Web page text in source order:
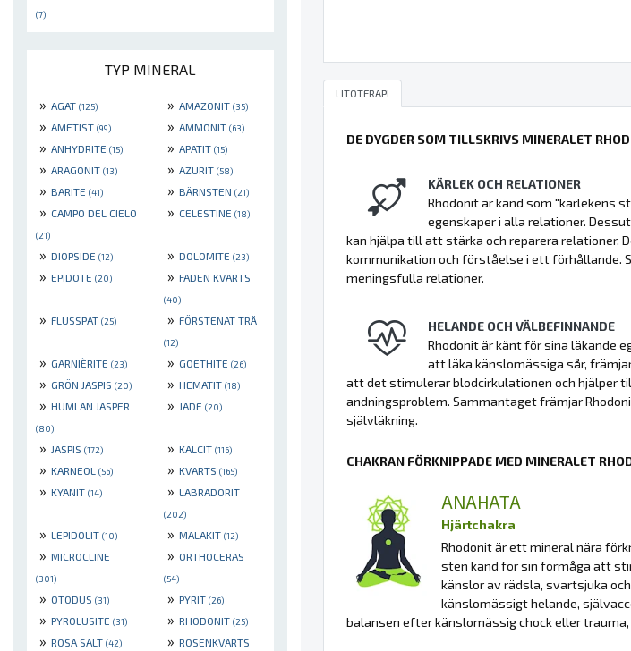
(7)
TYP MINERAL
» AGAT (125) » AMAZONIT (35)
» AMETIST (99) » AMMONIT (63)
» ANHYDRITE (15) » APATIT (15)
» ARAGONIT (13) » AZURIT (58)
» BARITE (41) » BÄRNSTEN (21)
» CAMPO DEL CIELO
(21)
» CELESTINE (18)
» DIOPSIDE (12) » DOLOMITE (23)
» EPIDOTE (20) » FADEN KVARTS
(40)
» FLUSSPAT (25) » FÖRSTENAT TRÄ
(12)
» GARNIÈRITE (23) » GOETHITE (26)
» GRÖN JASPIS (20) » HEMATIT (18)
» HUMLAN JASPER
(80)
» JADE (20)
» JASPIS (172) » KALCIT (116)
» KARNEOL (56) » KVARTS (165)
» KYANIT (14) » LABRADORIT
(202)
» LEPIDOLIT (10) » MALAKIT (12)
» MICROCLINE
(301)
» ORTHOCERAS
(54)
» OTODUS (31) » PYRIT (26)
» PYROLUSITE (31) » RHODONIT (25)
» ROSA SALT (42) » ROSENKVARTS
LITOTERAPI
DE DYGDER SOM TILLSKRIVS MINERALET
KÄRLEK OCH RELATIONER
Rhodonit är känd som "kärlekens
egenskaper i alla relationer.
kan hjälpa till att stärka och reparera relationer.
kommunikation och förståelse i ett förhållande.
meningsfulla relationer.
HELANDE OCH VÄLBEFINNANDE
Rhodonit är känt för sina läkande
att läka känslomässiga sår,
att det stimulerar blodcirkulationen och hjälper
andningsproblem. Sammantaget främjar
självläkning.
CHAKRAN FÖRKNIPPADE MED MINERALET
ANAHATA
Hjärtchakra
Rhodonit är ett mineral nära
sten känd för sin förmåga att
känslor av rädsla, svartsjuka
känslomässigt helande,
balansen efter känslomässig chock eller